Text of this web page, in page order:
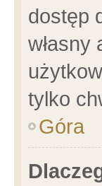
dostęp
własny
tylko
Góra